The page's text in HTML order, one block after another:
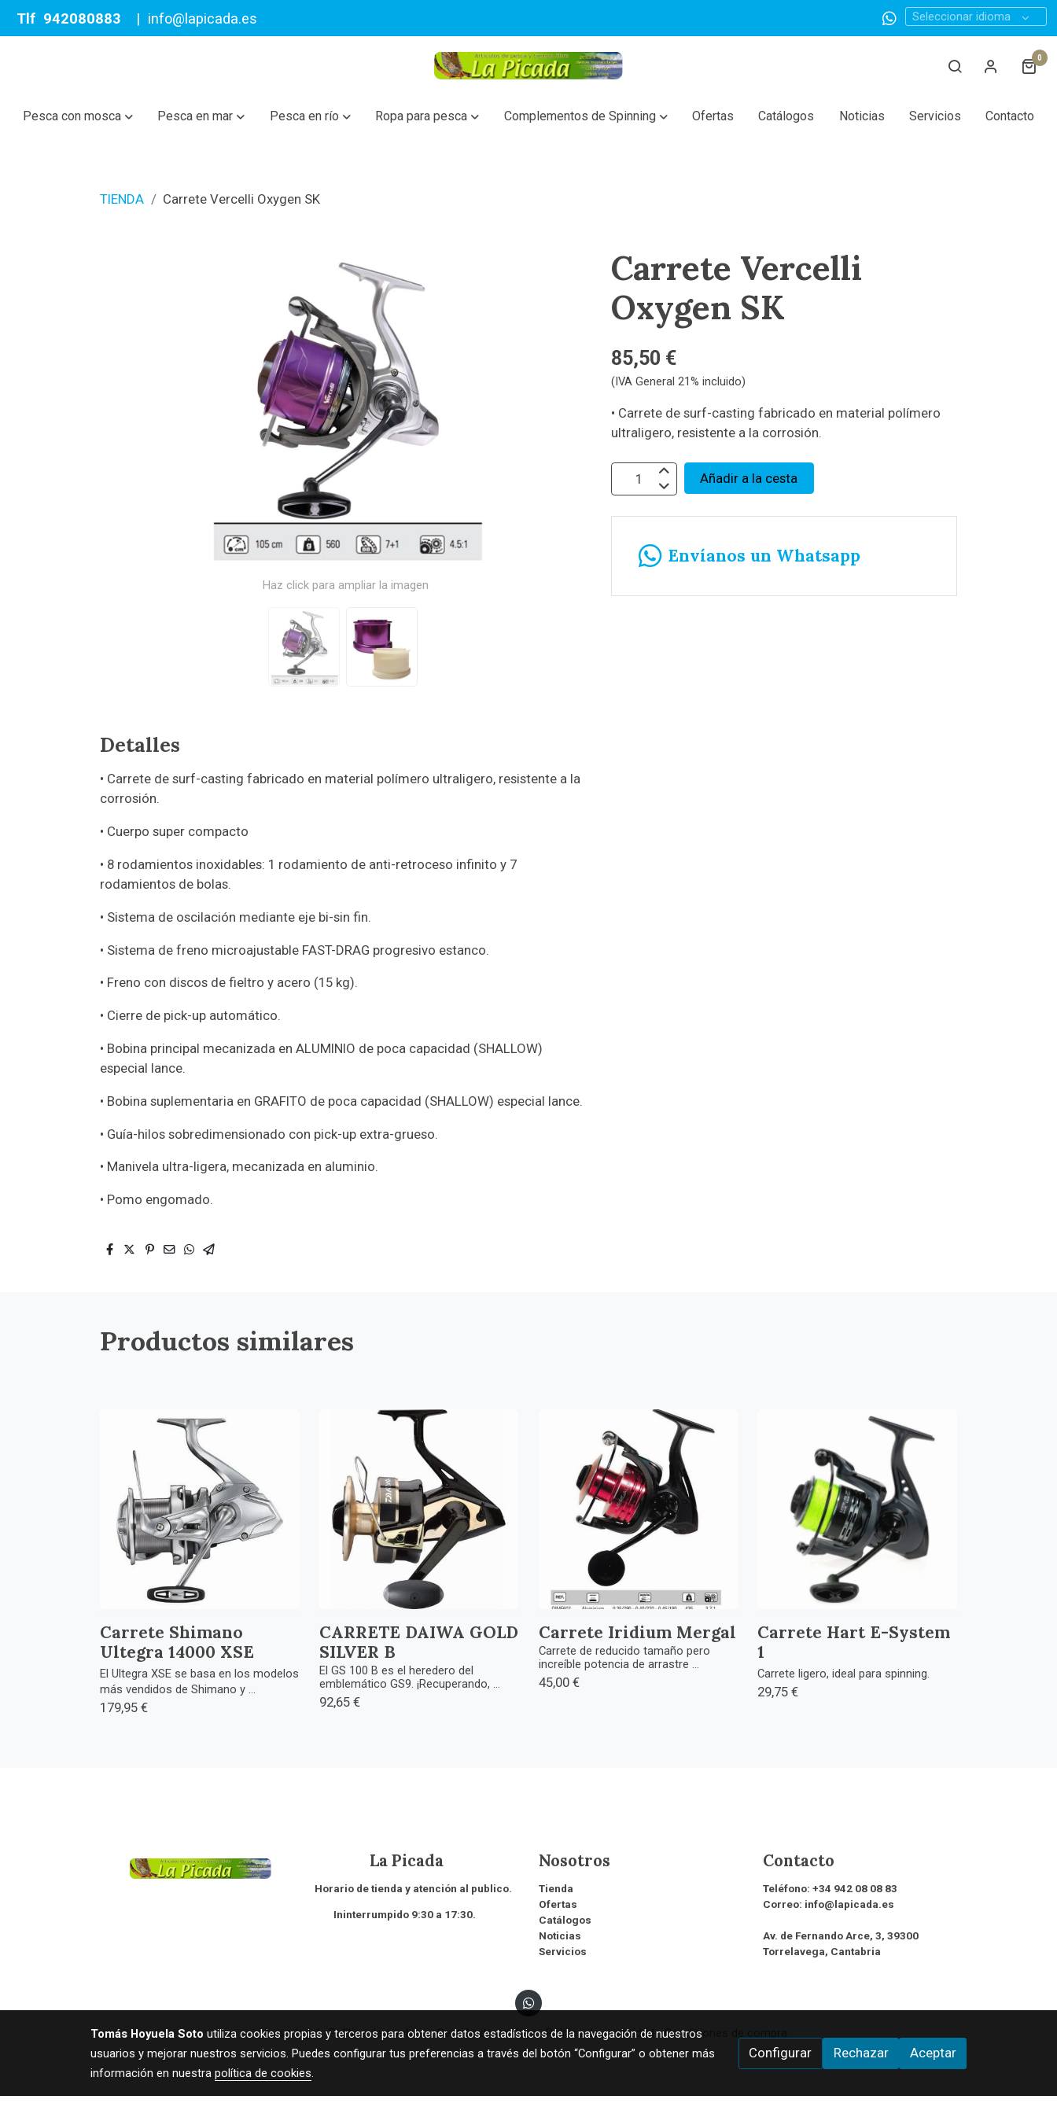
Tlf 942080883 | info@lapicada.es Seleccionar idioma
0
Pesca con mosca Pesca en mar Pesca en río Ropa para pesca Complementos de Spinning Ofertas Catálogos Noticias Servicios Contacto
TIENDA Carrete Vercelli Oxygen SK
Haz click para ampliar la imagen
Detalles
• Carrete de surf-casting fabricado en material polímero ultraligero, resistente a la
corrosión.
• Cuerpo super compacto
• 8 rodamientos inoxidables: 1 rodamiento de anti-retroceso infinito y 7
rodamientos de bolas.
• Sistema de oscilación mediante eje bi-sin fin.
• Sistema de freno microajustable FAST-DRAG progresivo estanco.
• Freno con discos de fieltro y acero (15 kg).
• Cierre de pick-up automático.
• Bobina principal mecanizada en ALUMINIO de poca capacidad (SHALLOW)
especial lance.
• Bobina suplementaria en GRAFITO de poca capacidad (SHALLOW) especial lance.
• Guía-hilos sobredimensionado con pick-up extra-grueso.
• Manivela ultra-ligera, mecanizada en aluminio.
• Pomo engomado.
Carrete Vercelli
Oxygen SK
85,50 €
(IVA General 21% incluido)
• Carrete de surf-casting fabricado en material polímero
ultraligero, resistente a la corrosión.
Añadir a la cesta
Envíanos un Whatsapp
Productos similares
Carrete Shimano
Ultegra 14000 XSE
El Ultegra XSE se basa en los modelos
más vendidos de Shimano y ...
179,95 €
CARRETE DAIWA GOLD
SILVER B
El GS 100 B es el heredero del
emblemático GS9. ¡Recuperando, ...
92,65 €
Carrete Iridium Mergal
Carrete de reducido tamaño pero
increíble potencia de arrastre ...
45,00 €
Carrete Hart E-System
1
Carrete ligero, ideal para spinning.
29,75 €
La Picada
Horario de tienda y atención al publico.
Ininterrumpido 9:30 a 17:30.
Nosotros
Tienda
Ofertas
Catálogos
Noticias
Servicios
Contacto
Teléfono: +34 942 08 08 83
Correo: info@lapicada.es
Av. de Fernando Arce, 3, 39300
Torrelavega, Cantabria
Aviso legal Política de cookies Gestión de cookies Política de privacidad Condiciones de compra
Tomás Hoyuela Soto utiliza cookies propias y terceros para obtener datos estadísticos de la navegación de nuestros
usuarios y mejorar nuestros servicios. Puedes configurar tus preferencias a través del botón “Configurar” o obtener más
información en nuestra política de cookies.
Configurar Rechazar Aceptar